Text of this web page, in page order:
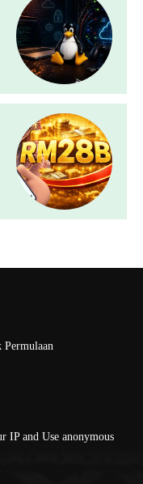
IP and Use anonymous